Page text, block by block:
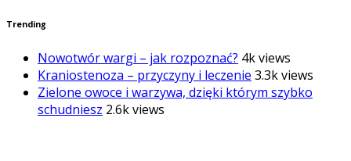
Trending
Nowotwór wargi – jak rozpoznać? 4k views
Kraniostenoza – przyczyny i leczenie 3.3k views
Zielone owoce i warzywa, dzięki którym szybko
schudniesz 2.6k views